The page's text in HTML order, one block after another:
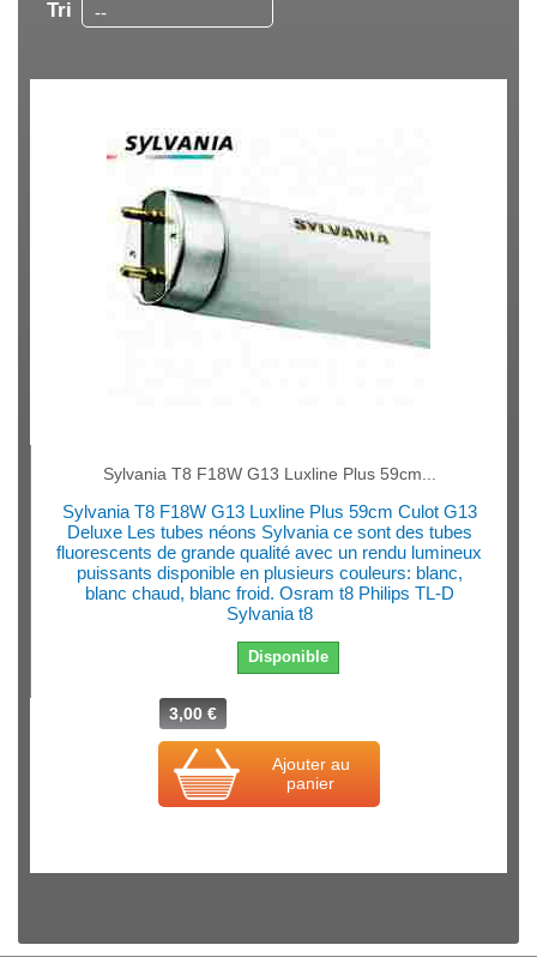
Tri --
Sylvania T8 F18W G13 Luxline Plus 59cm...
Sylvania T8 F18W G13 Luxline Plus 59cm Culot G13
Deluxe Les tubes néons Sylvania ce sont des tubes
fluorescents de grande qualité avec un rendu lumineux
puissants disponible en plusieurs couleurs: blanc,
blanc chaud, blanc froid. Osram t8 Philips TL-D
Sylvania t8
Disponible
3,00 €
Ajouter au
panier